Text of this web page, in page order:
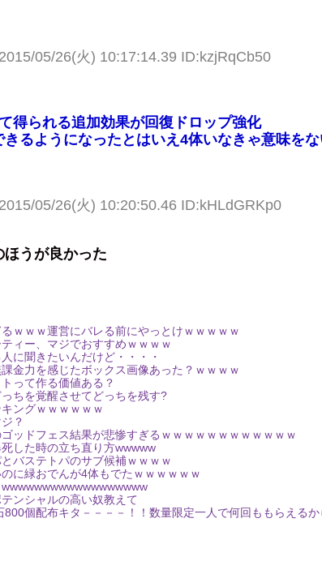
2015/05/26(火) 10:17:14.39 ID:kzjRqCb50
得られる追加効果が回復ドロップ強化
るようになったとはいえ4体いなきゃ意味を
2015/05/26(火) 10:20:50.46 ID:kHLdGRKp0
うが良かった
ｗｗｗ運営にバレる前にやっとけｗｗｗｗｗ
ィー、マジでおすすめｗｗｗｗ
に聞きたいんだけど・・・・
金力を感じたボックス画像あった？ｗｗｗｗ
って作る価値ある？
ちを覚醒させてどっちを残す?
ングｗｗｗｗｗｗ
？
ッドフェス結果が悲惨すぎるｗｗｗｗｗｗｗｗｗｗｗｗ
した時の立ち直り方wwwww
バステトパのサブ候補ｗｗｗｗ
に緑おでんが4体もでたｗｗｗｗｗｗ
ンシャルの高い奴教えて
800個配布キタ－－－－！！数量限定一人で何回ももらえる